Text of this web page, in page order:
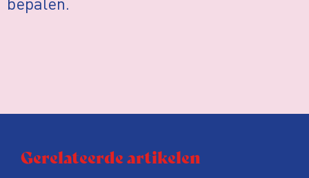
Gerelateerde artikelen